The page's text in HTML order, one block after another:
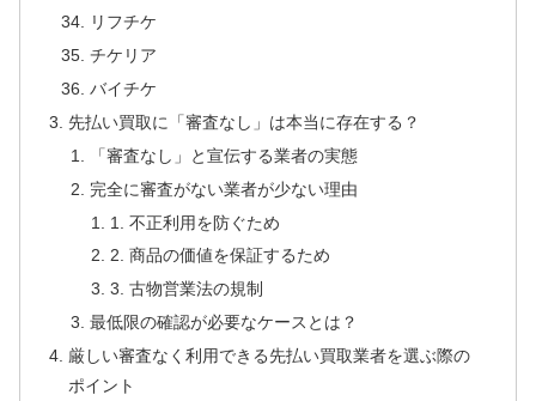
リフチケ
チケリア
バイチケ
先払い買取に「審査なし」は本当に存在する？
「審査なし」と宣伝する業者の実態
完全に審査がない業者が少ない理由
1. 不正利用を防ぐため
2. 商品の価値を保証するため
3. 古物営業法の規制
最低限の確認が必要なケースとは？
厳しい審査なく利用できる先払い買取業者を選ぶ際の
ポイント